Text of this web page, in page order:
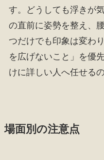
す。どうしても浮きが
の直前に姿勢を整え、
つだけでも印象は変わ
を広げないこと」を優
けに詳しい人へ任せる
場面別の注意点